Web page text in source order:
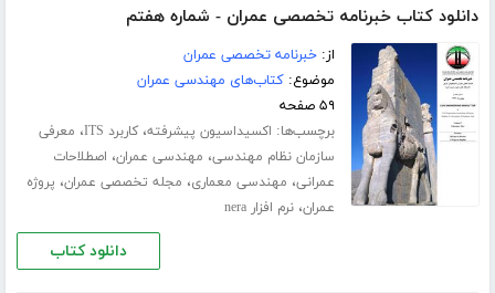
دانلود کتاب خبرنامه تخصصی عمران - شماره هفتم
از:خبرنامه تخصصی عمران
موضوع:کتاب‌های مهندسی عمران
۵۹ صفحه
برچسب‌ها: اکسیداسیون پیشرفته،کاربرد ITS ، معرفی
سازمان نظام مهندسی، مهندسی عمران، اصطلاحات
عمرانی، مهندسی معماری، مجله تخصصی عمران، پروژه
عمران،نرم افزار nera
دانلود کتاب